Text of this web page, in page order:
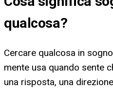
qualcosa?
Cercare qualcosa in
mente usa quando sente
una risposta, una